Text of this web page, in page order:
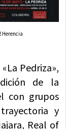
Herencia
Pedriza»,
de la
con grupos
y
Real of